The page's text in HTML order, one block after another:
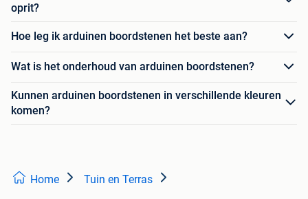
oprit?
Hoe leg ik arduinen boordstenen het beste aan?
Wat is het onderhoud van arduinen boordstenen?
Kunnen arduinen boordstenen in verschillende kleuren
komen?
Home Tuin en Terras